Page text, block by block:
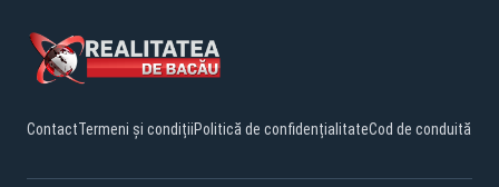
ContactTermeni și condițiiPolitică de confidențialitateCod de conduită